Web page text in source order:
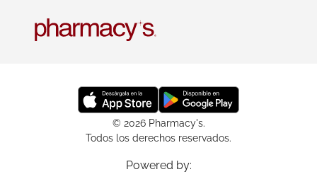
© 2026 Pharmacy's.
Todos los derechos reservados.
Powered by: